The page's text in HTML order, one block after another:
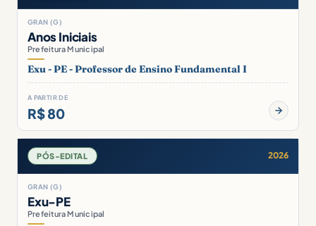
GRAN (G)
Anos Iniciais
Prefeitura Municipal
Exu - PE - Professor de Ensino Fundamental I
A PARTIR DE
R$ 80
PÓS-EDITAL 2026
GRAN (G)
Exu-PE
Prefeitura Municipal